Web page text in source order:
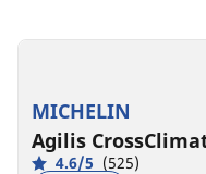
MICHELIN
Agilis
4.6/5 (525)